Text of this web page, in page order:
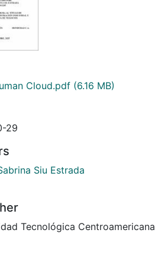
Cloud.pdf (6.16 MB)
29
Siu Estrada
Tecnológica Centroamericana